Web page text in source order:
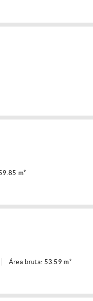
m²
Área bruta: 53.59 m²